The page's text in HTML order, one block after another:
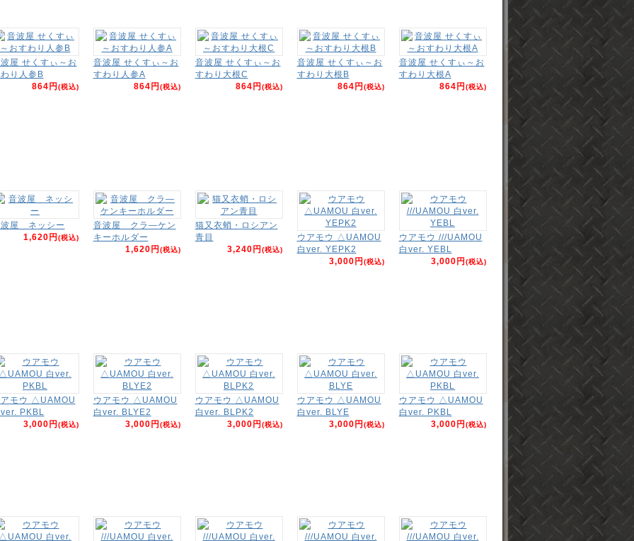
屋 せくすぃ～お
り人参B
864円(税込)
音波屋 せくすぃ～お
すわり人参A
864円(税込)
音波屋 せくすぃ～お
すわり大根C
864円(税込)
音波屋 せくすぃ～お
すわり大根B
864円(税込)
音波屋 せくすぃ～お
すわり大根A
864円(税込)
屋 ネッシー
1,620円(税込)
音波屋 クラ―ケン
キーホルダー
1,620円(税込)
猫又衣蛸・ロシアン
青目
3,240円(税込)
ウアモウ △UAMOU
白ver. YEPK2
3,000円(税込)
ウアモウ ///UAMOU
白ver. YEBL
3,000円(税込)
モウ △UAMOU
PKBL
3,000円(税込)
ウアモウ △UAMOU
白ver. BLYE2
3,000円(税込)
ウアモウ △UAMOU
白ver. BLPK2
3,000円(税込)
ウアモウ △UAMOU
白ver. BLYE
3,000円(税込)
ウアモウ △UAMOU
白ver. PKBL
3,000円(税込)